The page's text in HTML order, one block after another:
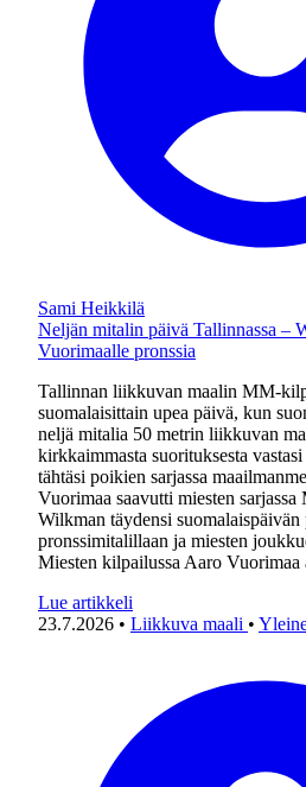
Sami Heikkilä
Neljän mitalin päivä Tallinnassa –
Vuorimaalle pronssia
Tallinnan liikkuvan maalin MM-
suomalaisittain upea päivä, kun
neljä mitalia 50 metrin liikkuvan
kirkkaimmasta suorituksesta
tähtäsi poikien sarjassa
Vuorimaa saavutti miesten
Wilkman täydensi suomalaispäivän
pronssimitalillaan ja miesten
Miesten kilpailussa Aaro
Lue artikkeli
23.7.2026 • Liikkuva maali •